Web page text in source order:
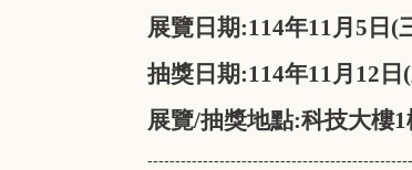
展覽日期:114年11月5日(
抽獎日期:114年11月12日
展覽/抽獎地點:科技大樓1